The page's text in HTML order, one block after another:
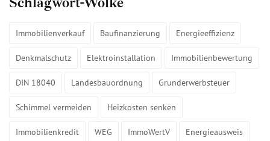
Immobilienverkauf Baufinanzierung Energieeffizienz
Denkmalschutz Elektroinstallation Immobilienbewertung
DIN 18040 Landesbauordnung Grunderwerbsteuer
Schimmel vermeiden Heizkosten senken
Immobilienkredit WEG ImmoWertV Energieausweis